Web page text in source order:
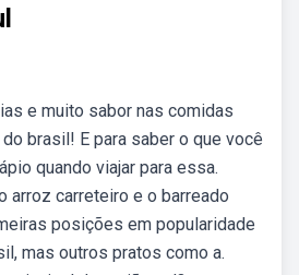
e muito sabor nas comidas
brasil! E para saber o que você
quando viajar para essa.
arroz carreteiro e o barreado
posições em popularidade
mas outros pratos como a.